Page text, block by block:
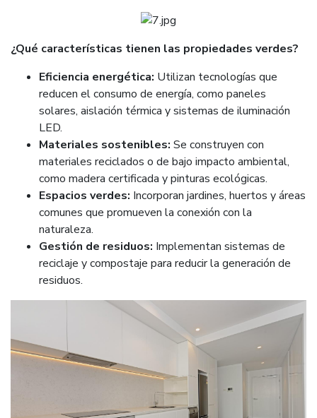
¿Qué características tienen las propiedades verdes?
Eficiencia energética: Utilizan tecnologías que
reducen el consumo de energía, como paneles
solares, aislación térmica y sistemas de iluminación
LED.
Materiales sostenibles: Se construyen con
materiales reciclados o de bajo impacto ambiental,
como madera certificada y pinturas ecológicas.
Espacios verdes: Incorporan jardines, huertos y áreas
comunes que promueven la conexión con la
naturaleza.
Gestión de residuos: Implementan sistemas de
reciclaje y compostaje para reducir la generación de
residuos.